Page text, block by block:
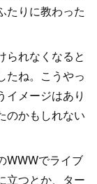
たりに教わった
られなくなると
たね。こうやっ
イメージはあり
のかもしれない
WWWでライブ
立つとか、ター